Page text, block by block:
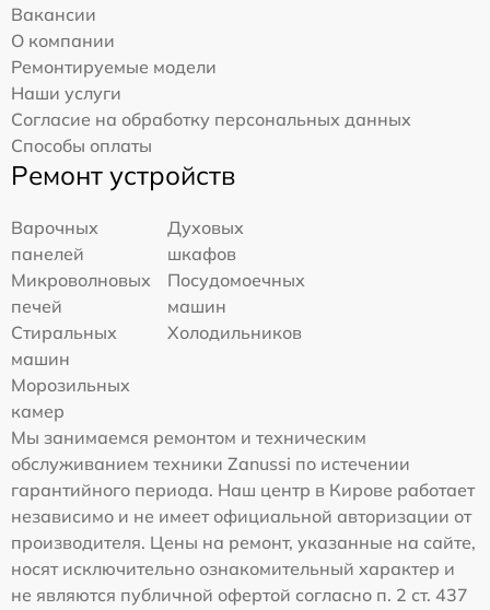
Вакансии
О компании
Ремонтируемые модели
Наши услуги
Согласие на обработку персональных данных
Способы оплаты
Ремонт устройств
Варочных
панелей
Духовых
шкафов
Микроволновых
печей
Посудомоечных
машин
Стиральных
машин
Холодильников
Морозильных
камер
Мы занимаемся ремонтом и техническим
обслуживанием техники Zanussi по истечении
гарантийного периода. Наш центр в Кирове работает
независимо и не имеет официальной авторизации от
производителя. Цены на ремонт, указанные на сайте,
носят исключительно ознакомительный характер и
не являются публичной офертой согласно п. 2 ст. 437